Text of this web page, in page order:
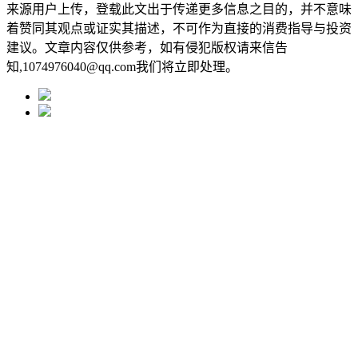
来源用户上传，登载此文出于传递更多信息之目的，并不意味
着赞同其观点或证实其描述，不可作为直接的消费指导与投资
建议。文章内容仅供参考，如有侵犯版权请来信告
知,1074976040@qq.com我们将立即处理。